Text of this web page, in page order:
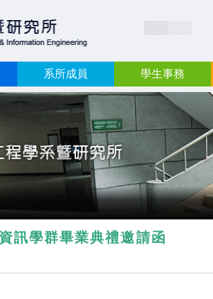
系所成員 學生事務
訊學群畢業典禮邀請函